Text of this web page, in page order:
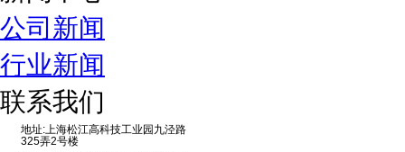
公司新闻
行业新闻
联系我们
地址:上海松江高科技工业园九泾路
325弄2号楼